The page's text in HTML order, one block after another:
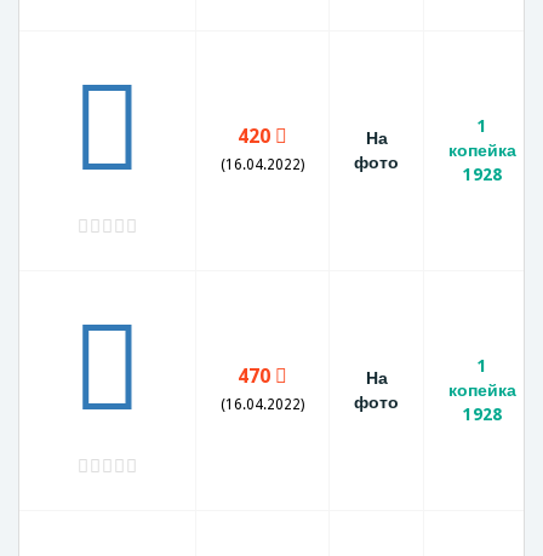
420
(16.04.2022)
На
фото
1
копейка
1928
470
(16.04.2022)
На
фото
1
копейка
1928